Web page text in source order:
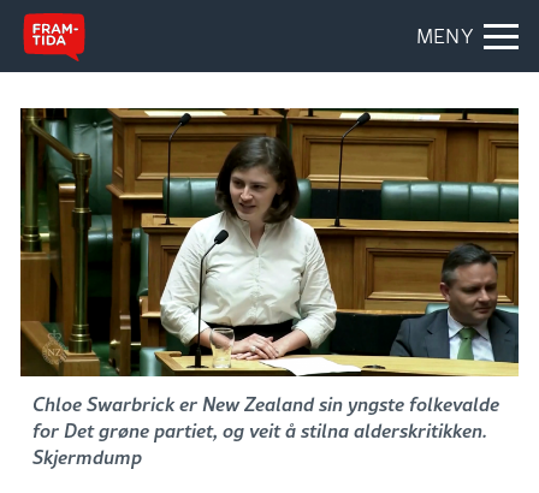
MENY
Chloe Swarbrick er New Zealand sin yngste folkevalde
for Det grøne partiet, og veit å stilna alderskritikken.
Skjermdump